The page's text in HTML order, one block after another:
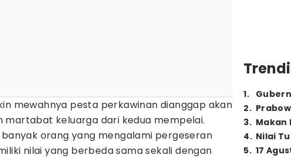
mewahnya pesta perkawinan dianggap akan
martabat keluarga dari kedua mempelai.
orang yang mengalami pergeseran
nilai yang berbeda sama sekali dengan
1.
2.
3. Makan
4. Nilai
5. 17